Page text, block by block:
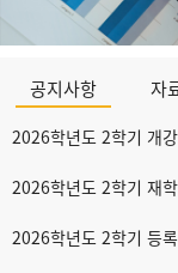
공지사항
2026학년도 2학기 개
2026학년도 2학기 재
2026학년도 2학기 등
자